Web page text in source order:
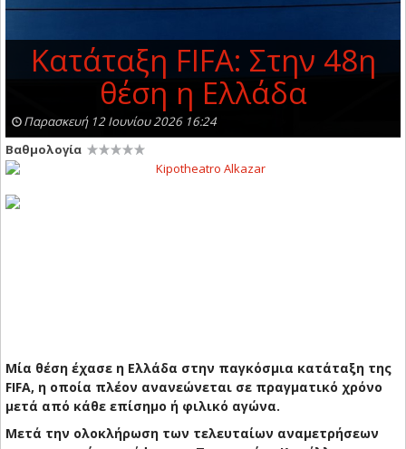
Κατάταξη FIFA: Στην 48η
θέση η Ελλάδα
Παρασκευή 12 Ιουνίου 2026 16:24
Βαθμολογία
Μία θέση έχασε η Ελλάδα στην παγκόσμια κατάταξη της
FIFA, η οποία πλέον ανανεώνεται σε πραγματικό χρόνο
μετά από κάθε επίσημο ή φιλικό αγώνα.
Μετά την ολοκλήρωση των τελευταίων αναμετρήσεων